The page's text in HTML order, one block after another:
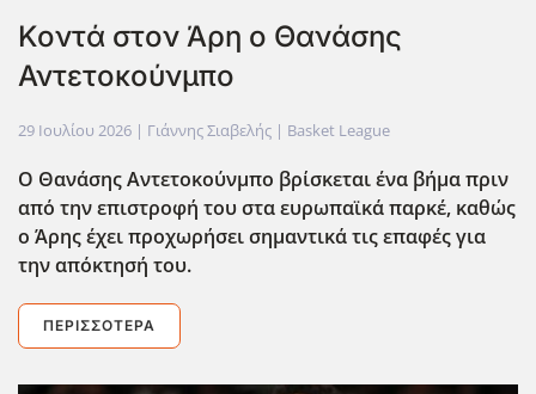
Κοντά στον Άρη ο Θανάσης
Αντετοκούνμπο
29 Ιουλίου 2026 | Γιάννης Σιαβελής | Basket League
Ο Θανάσης Αντετοκούνμπο βρίσκεται ένα βήμα πριν
από την επιστροφή του στα ευρωπαϊκά παρκέ, καθώς
ο Άρης έχει προχωρήσει σημαντικά τις επαφές για
την απόκτησή του.
ΠΕΡΙΣΣΌΤΕΡΑ